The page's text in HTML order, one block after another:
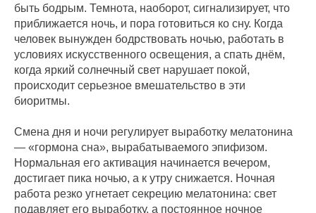
быть бодрым. Темнота, наоборот, сигнализирует, что
приближается ночь, и пора готовиться ко сну. Когда
человек вынужден бодрствовать ночью, работать в
условиях искусственного освещения, а спать днём,
когда яркий солнечный свет нарушает покой,
происходит серьезное вмешательство в эти
биоритмы.
Смена дня и ночи регулирует выработку мелатонина
— «гормона сна», вырабатываемого эпифизом.
Нормальная его активация начинается вечером,
достигает пика ночью, а к утру снижается. Ночная
работа резко угнетает секрецию мелатонина: свет
подавляет его выработку, а постоянное ночное